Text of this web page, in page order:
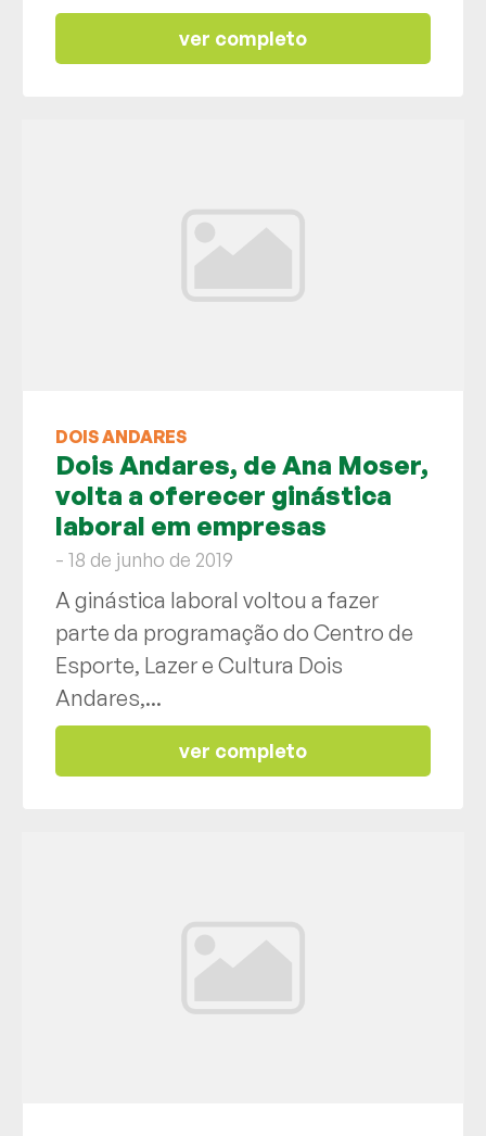
ver completo
DOIS ANDARES
Dois Andares, de Ana Moser,
volta a oferecer ginástica
laboral em empresas
- 18 de junho de 2019
A ginástica laboral voltou a fazer
parte da programação do Centro de
Esporte, Lazer e Cultura Dois
Andares,...
ver completo